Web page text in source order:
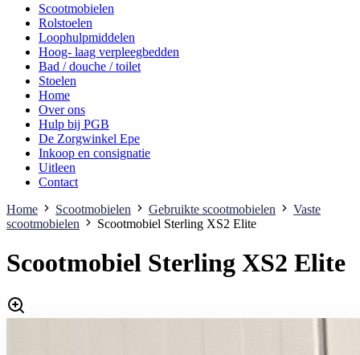
Scootmobielen
Rolstoelen
Loophulpmiddelen
Hoog- laag verpleegbedden
Bad / douche / toilet
Stoelen
Home
Over ons
Hulp bij PGB
De Zorgwinkel Epe
Inkoop en consignatie
Uitleen
Contact
Home
Scootmobielen Gebruikte scootmobielen
Vaste
scootmobielen
Scootmobiel Sterling XS2 Elite
Scootmobiel Sterling XS2 Elite